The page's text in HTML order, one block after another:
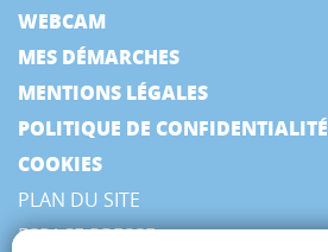
WEBCAM
MES DÉMARCHES
MENTIONS LÉGALES
POLITIQUE DE CONFIDENTIALITÉ
COOKIES
PLAN DU SITE
ESPACE PRESSE